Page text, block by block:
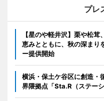
プレ
【星のや軽井沢】栗や松
恵みとともに、秋の深まり
ー提供開始
横浜・保土ケ谷区に創造・
界隈拠点「Sta.R（ステー